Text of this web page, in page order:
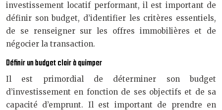
investissement locatif performant, il est important de
définir son budget, d’identifier les critères essentiels,
de se renseigner sur les offres immobilières et de
négocier la transaction.
Définir un budget clair à quimper
Il est primordial de déterminer son budget
d’investissement en fonction de ses objectifs et de sa
capacité d’emprunt. Il est important de prendre en